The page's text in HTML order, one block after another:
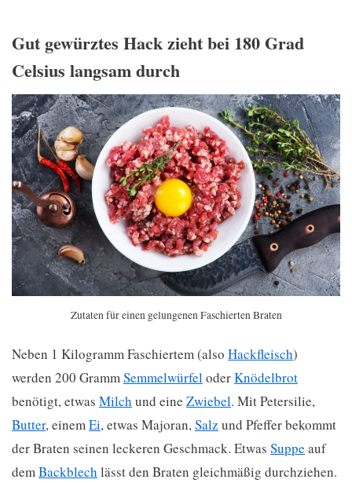
Gut gewürztes Hack zieht bei 180 Grad
Celsius langsam durch
Zutaten für einen gelungenen Faschierten Braten
Neben 1 Kilogramm Faschiertem (also Hackfleisch)
werden 200 GrammSemmelwürfeloderKnödelbrot
benötigt, etwas Milch und eine Zwiebel. Mit Petersilie,
Butter, einemEi, etwas Majoran,Salz und Pfeffer bekommt
der Braten seinen leckeren Geschmack. Etwas Suppe auf
demBackblech lässt den Braten gleichmäßig durchziehen.